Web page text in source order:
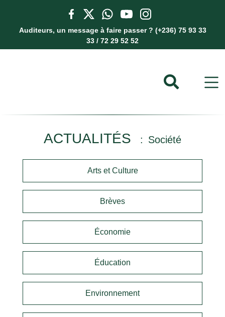
Auditeurs, un message à faire passer ? (+236) 75 93 33
33 / 72 29 52 52
ACTUALITÉS Société
Arts et Culture
Brèves
Économie
Éducation
Environnement